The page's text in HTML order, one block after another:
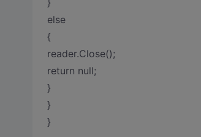
}
else
{
reader.Close();
return null;
}
}
}